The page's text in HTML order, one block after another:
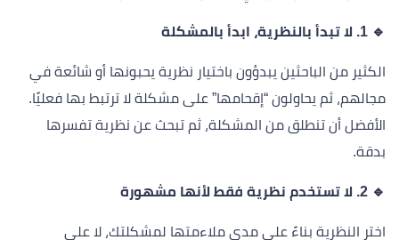
🔹 1. لا تبدأ بالنظرية، ابدأ بالمشكلة
الكثير من الباحثين يبدؤون باختيار نظرية يحبونها أو شائعة في
مجالهم، ثم يحاولون “إقحامها” على مشكلة لا ترتبط بها فعليًا.
الأفضل أن تنطلق من المشكلة، ثم تبحث عن نظرية تفسرها
بدقة.
🔹 2. لا تستخدم نظرية فقط لأنها مشهورة
اختر النظرية بناءً على مدى ملاءمتها لمشكلتك، لا على